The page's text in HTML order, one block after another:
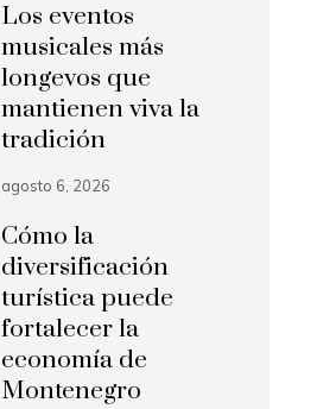
Los eventos
musicales más
longevos que
mantienen viva la
tradición
agosto 6, 2026
Cómo la
diversificación
turística puede
fortalecer la
economía de
Montenegro